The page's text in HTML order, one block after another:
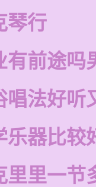
琴行
有前途吗
唱法好听
乐器比较
里里一节